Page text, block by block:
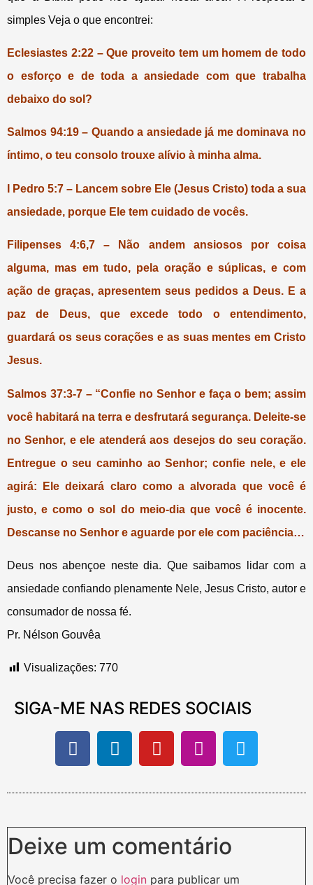
simples Veja o que encontrei:
Eclesiastes 2:22 – Que proveito tem um homem de todo
o esforço e de toda a ansiedade com que trabalha
debaixo do sol?
Salmos 94:19 – Quando a ansiedade já me dominava no
íntimo, o teu consolo trouxe alívio à minha alma.
I Pedro 5:7 – Lancem sobre Ele (Jesus Cristo) toda a sua
ansiedade, porque Ele tem cuidado de vocês.
Filipenses 4:6,7 – Não andem ansiosos por coisa
alguma, mas em tudo, pela oração e súplicas, e com
ação de graças, apresentem seus pedidos a Deus. E a
paz de Deus, que excede todo o entendimento,
guardará os seus corações e as suas mentes em Cristo
Jesus.
Salmos 37:3-7 – “Confie no Senhor e faça o bem; assim
você habitará na terra e desfrutará segurança. Deleite-se
no Senhor, e ele atenderá aos desejos do seu coração.
Entregue o seu caminho ao Senhor; confie nele, e ele
agirá: Ele deixará claro como a alvorada que você é
justo, e como o sol do meio-dia que você é inocente.
Descanse no Senhor e aguarde por ele com paciência…
Deus nos abençoe neste dia. Que saibamos lidar com a
ansiedade confiando plenamente Nele, Jesus Cristo, autor e
consumador de nossa fé.
Pr. Nélson Gouvêa
Visualizações: 770
SIGA-ME NAS REDES SOCIAIS
Deixe um comentário
Você precisa fazer o login para publicar um